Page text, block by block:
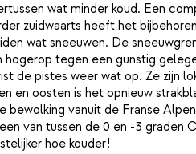
wat minder koud. Een
zuidwaarts heeft het
wat sneeuwen. De
tegen een gunstig
de pistes weer wat op. Ze zijn
en oosten is het opnieuw
bewolking vanuit de Franse
van tussen de 0 en -3 graden
hoe kouder!